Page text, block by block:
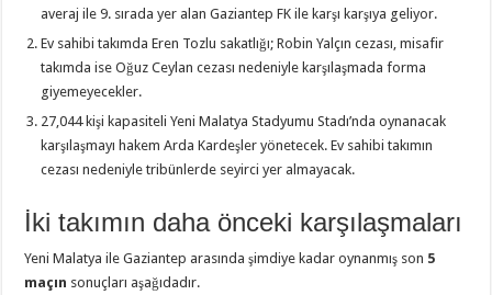
averaj ile 9. sırada yer alan Gaziantep FK ile karşı karşıya geliyor.
Ev sahibi takımda Eren Tozlu sakatlığı; Robin Yalçın cezası, misafir
takımda ise Oğuz Ceylan cezası nedeniyle karşılaşmada forma
giyemeyecekler.
27,044 kişi kapasiteli Yeni Malatya Stadyumu Stadı’nda oynanacak
karşılaşmayı hakem Arda Kardeşler yönetecek. Ev sahibi takımın
cezası nedeniyle tribünlerde seyirci yer almayacak.
İki takımın daha önceki karşılaşmaları
Yeni Malatya ile Gaziantep arasında şimdiye kadar oynanmış son 5
maçın sonuçları aşağıdadır.